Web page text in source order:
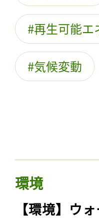
再生可能エ
気候変動
環境
【環境】ウ